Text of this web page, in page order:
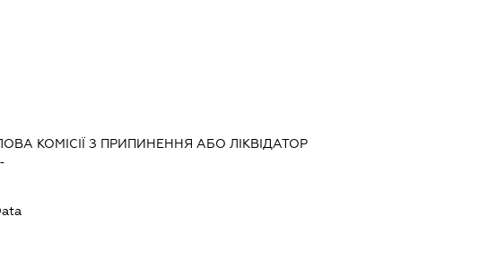
КОМІСІЇ З ПРИПИНЕННЯ АБО ЛІКВІДАТОР